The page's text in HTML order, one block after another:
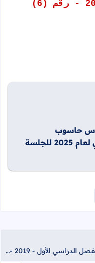
حاسوب
امتحان اللغة العربية الوزاري لعام 2025 للجلسة
اختبار تجريبي لمادة الرياضيات - الفصل الدراسي الأول - 2019 - رقم (5)